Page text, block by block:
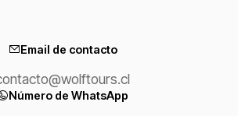
Email de contacto
Número de WhatsApp